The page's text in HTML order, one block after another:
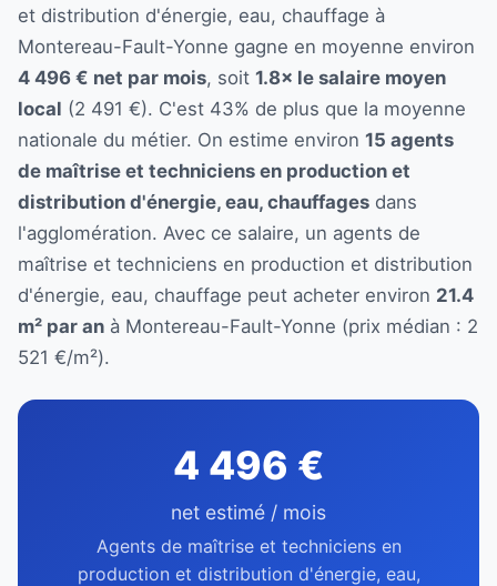
et distribution d'énergie, eau, chauffage à
Montereau-Fault-Yonne gagne en moyenne environ
4 496 € net par mois, soit 1.8× le salaire moyen
local (2 491 €). C'est 43% de plus que la moyenne
nationale du métier. On estime environ 15 agents
de maîtrise et techniciens en production et
distribution d'énergie, eau, chauffages dans
l'agglomération. Avec ce salaire, un agents de
maîtrise et techniciens en production et distribution
d'énergie, eau, chauffage peut acheter environ 21.4
m² par an à Montereau-Fault-Yonne (prix médian : 2
521 €/m²).
4 496 €
net estimé / mois
Agents de maîtrise et techniciens en
production et distribution d'énergie, eau,